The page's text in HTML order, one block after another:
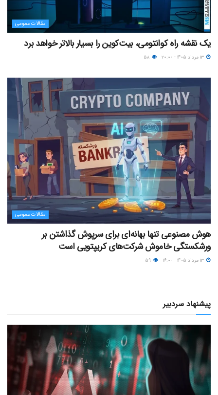
مقالات عمومی
یک نقشه راه کوانتومی، بیت‌کوین را بسیار بالاتر خواهد برد
مقالات عمومی
هوش مصنوعی تنها بهانه‌ای برای سرپوش گذاشتن بر
ورشکستگی خاموش شرکت‌های کریپتویی است
پیشنهاد سردبیر